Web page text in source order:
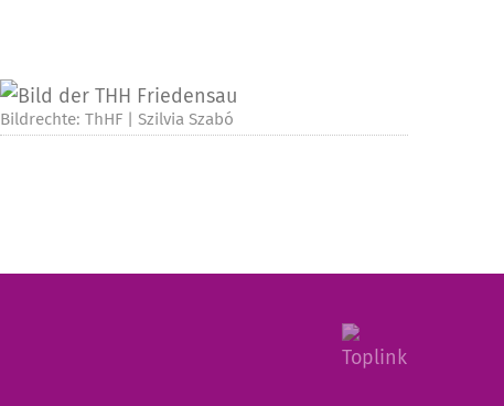
Bildrechte: ThHF | Szilvia Szabó